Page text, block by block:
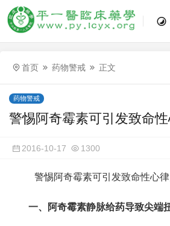
首页 药物警戒 正文
药物警戒
警惕阿奇霉素可引发致命
2016-10-17 1300
警惕阿奇霉素可引发致命性心
一、阿奇霉素静脉给药导致尖端